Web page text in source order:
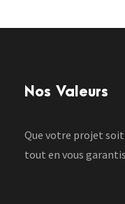
Nos Valeurs
Que votre projet
tout en vous